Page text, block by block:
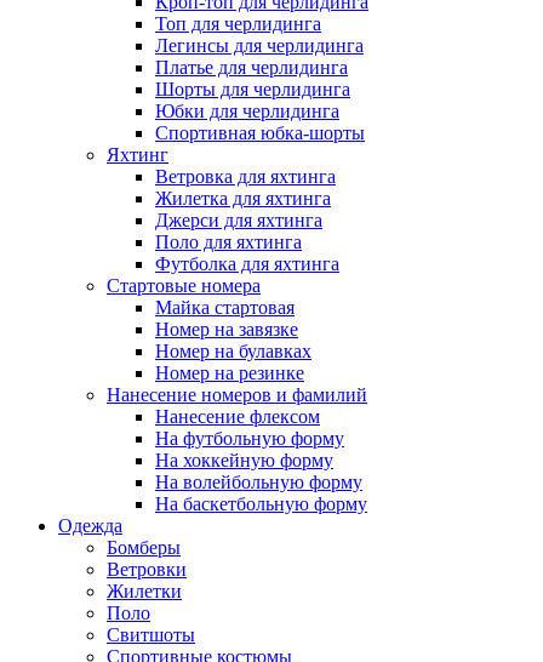
Топ для черлидинга
Легинсы для черлидинга
Платье для черлидинга
Шорты для черлидинга
Юбки для черлидинга
Спортивная юбка-шорты
Яхтинг
Ветровка для яхтинга
Жилетка для яхтинга
Джерси для яхтинга
Поло для яхтинга
Футболка для яхтинга
Стартовые номера
Майка стартовая
Номер на завязке
Номер на булавках
Номер на резинке
Нанесение номеров и фамилий
Нанесение флексом
На футбольную форму
На хоккейную форму
На волейбольную форму
На баскетбольную форму
Одежда
Бомберы
Ветровки
Жилетки
Поло
Свитшоты
Спортивные костюмы